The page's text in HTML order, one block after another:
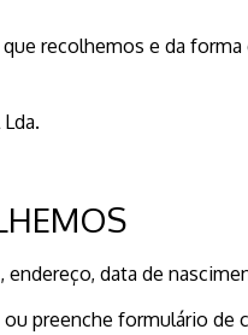
recolhemos e da
data de
preenche formulário